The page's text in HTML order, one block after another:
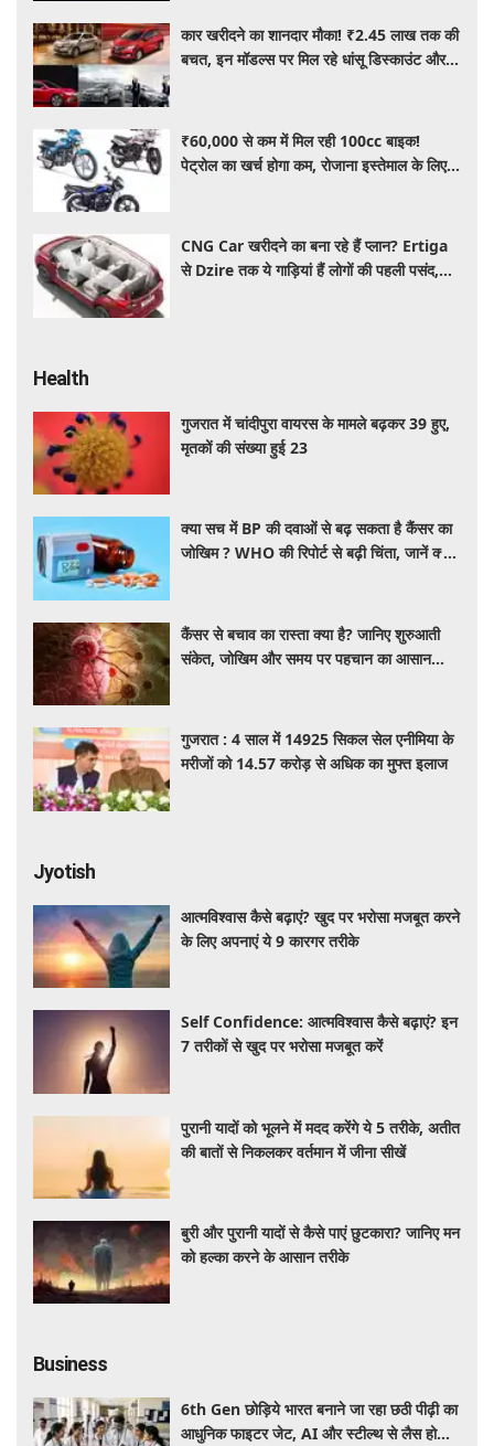
कार खरीदने का शानदार मौका! ₹2.45 लाख तक की
बचत, इन मॉडल्स पर मिल रहे धांसू डिस्काउंट और
₹60,000 से कम में मिल रही 100cc बाइक!
पेट्रोल का खर्च होगा कम, रोजाना इस्तेमाल के लिए है
CNG Car खरीदने का बना रहे हैं प्लान? Ertiga
से Dzire तक ये गाड़ियां हैं लोगों की पहली पसंद,
Health
गुजरात में चांदीपुरा वायरस के मामले बढ़कर 39 हुए,
मृतकों की संख्या हुई 23
क्या सच में BP की दवाओं से बढ़ सकता है कैंसर का
जोखिम ? WHO की रिपोर्ट से बढ़ी चिंता, जानें क्या
कैंसर से बचाव का रास्ता क्या है? जानिए शुरुआती
संकेत, जोखिम और समय पर पहचान का आसान
गुजरात : 4 साल में 14925 सिकल सेल एनीमिया के
मरीजों को 14.57 करोड़ से अधिक का मुफ्त इलाज
Jyotish
आत्मविश्वास कैसे बढ़ाएं? खुद पर भरोसा मजबूत करने
के लिए अपनाएं ये 9 कारगर तरीके
Self Confidence: आत्मविश्वास कैसे बढ़ाएं? इन
7 तरीकों से खुद पर भरोसा मजबूत करें
पुरानी यादों को भूलने में मदद करेंगे ये 5 तरीके, अतीत
की बातों से निकलकर वर्तमान में जीना सीखें
बुरी और पुरानी यादों से कैसे पाएं छुटकारा? जानिए मन
को हल्का करने के आसान तरीके
Business
6th Gen छोड़िये भारत बनाने जा रहा छठी पीढ़ी का
आधुनिक फाइटर जेट, AI और स्टील्थ से लैस होगा